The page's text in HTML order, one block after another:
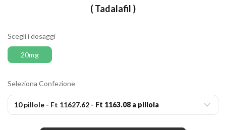
( Tadalafil )
Scegli i dosaggi
20mg
Seleziona Confezione
10 pillole - Ft 11627.62 - Ft 1163.08 a pillola